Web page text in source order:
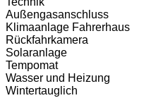
Außengasanschluss
Klimaanlage Fahrerhaus
Rückfahrkamera
Solaranlage
Tempomat
Wasser und Heizung
Wintertauglich